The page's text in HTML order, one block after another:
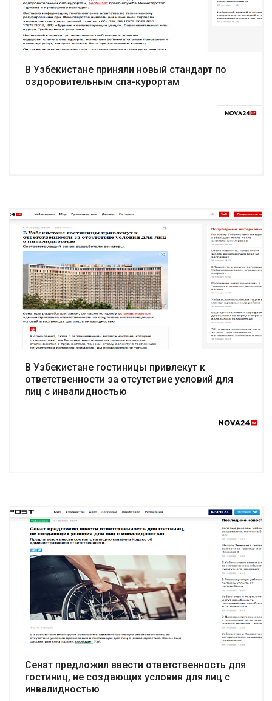
В Узбекистане приняли новый стандарт по
оздоровительным спа-курортам
Подробнее
В Узбекистане гостиницы привлекут к
ответственности за отсутствие условий для
лиц с инвалидностью
Подробнее
Сенат предложил ввести ответственность для
гостиниц, не создающих условия для лиц с
инвалидностью